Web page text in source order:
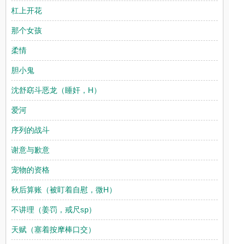
杠上开花
那个女孩
柔情
胆小鬼
沈舒窈斗恶龙（睡奸，H）
爱河
序列的战斗
谢意与歉意
宠物的资格
秋后算账（被盯着自慰，微H）
不讲理（姜罚，戒尺sp）
天赋（塞着按摩棒口交）